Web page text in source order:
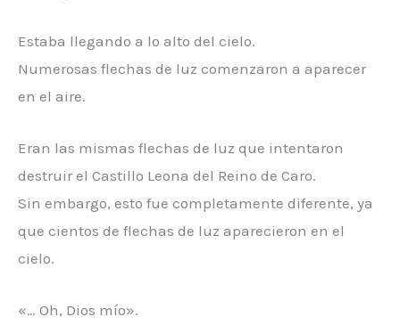
Estaba llegando a lo alto del cielo.
Numerosas flechas de luz comenzaron a aparecer
en el aire.
Eran las mismas flechas de luz que intentaron
destruir el Castillo Leona del Reino de Caro.
Sin embargo, esto fue completamente diferente, ya
que cientos de flechas de luz aparecieron en el
cielo.
«… Oh, Dios mío».